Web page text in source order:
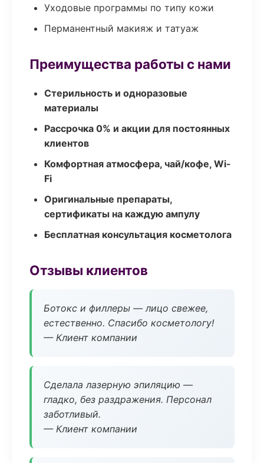
Уходовые программы по типу кожи
Перманентный макияж и татуаж
Преимущества работы с нами
Стерильность и одноразовые
материалы
Рассрочка 0% и акции для постоянных
клиентов
Комфортная атмосфера, чай/кофе, Wi-
Fi
Оригинальные препараты,
сертификаты на каждую ампулу
Бесплатная консультация косметолога
Отзывы клиентов
Ботокс и филлеры — лицо свежее,
естественно. Спасибо косметологу!
— Клиент компании
Сделала лазерную эпиляцию —
гладко, без раздражения. Персонал
заботливый.
— Клиент компании